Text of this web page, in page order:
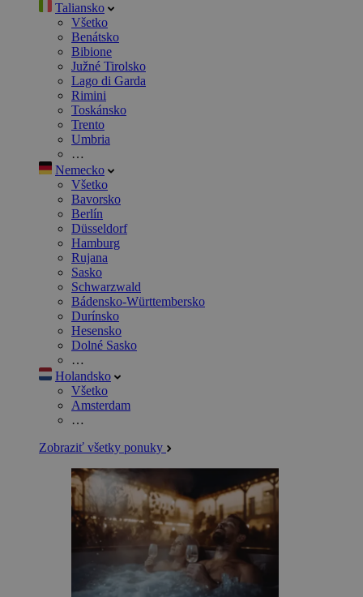
Taliansko
Všetko
Benátsko
Bibione
Južné Tirolsko
Lago di Garda
Rimini
Toskánsko
Trento
Umbria
…
Nemecko
Všetko
Bavorsko
Berlín
Düsseldorf
Hamburg
Rujana
Sasko
Schwarzwald
Bádensko-Württembersko
Durínsko
Hesensko
Dolné Sasko
…
Holandsko
Všetko
Amsterdam
…
Zobraziť všetky ponuky